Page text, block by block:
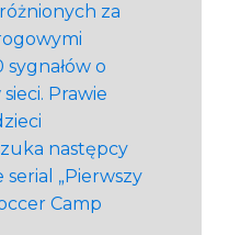
za
sygnałów o
Prawie
następcy
serial „Pierwszy
Camp